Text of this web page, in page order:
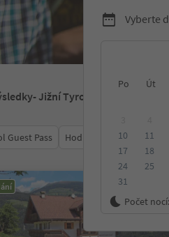
Vyberte
Po Út
10
11
17
18
24
25
31
Počet nocí:
- Jižní Tyrolsko
Guest Pass Hodnocení